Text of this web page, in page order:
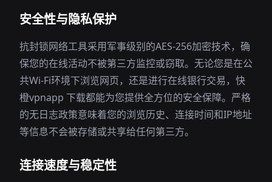
安全性与隐私保护
抗封锁网络工具采用军事级别的AES-256加密技术，确
保您的在线活动不被第三方监控或窃取。无论您是在公
共Wi-Fi环境下浏览网页，还是进行在线银行交易，快
橙vpnapp 下载都能为您提供全方位的安全保障。严格
的无日志政策意味着您的浏览历史、连接时间和IP地址
等信息不会被存储或共享给任何第三方。
连接速度与稳定性